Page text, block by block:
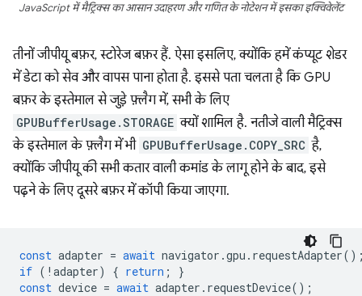
JavaScript में मैट्रिक्स का आसान उदाहरण और गणित के नोटेशन में इसका इक्विवेलेंट
तीनों जीपीयू बफ़र, स्टोरेज बफ़र हैं. ऐसा इसलिए, क्योंकि हमें कंप्यूट शेडर
में डेटा को सेव और वापस पाना होता है. इससे पता चलता है कि GPU
बफ़र के इस्तेमाल से जुड़े फ़्लैग में, सभी के लिए
GPUBufferUsage.STORAGE क्यों शामिल है. नतीजे वाली मैट्रिक्स
के इस्तेमाल के फ़्लैग में भी GPUBufferUsage.COPY_SRC है,
क्योंकि जीपीयू की सभी कतार वाली कमांड के लागू होने के बाद, इसे
पढ़ने के लिए दूसरे बफ़र में कॉपी किया जाएगा.
const adapter = await navigator .gpu . requestAdapter
if ( ! adapter) { return ;
}
const device = await adapter . requestDevice();